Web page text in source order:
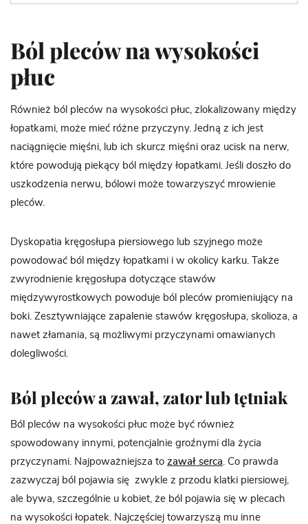
Ból pleców na wysokości
płuc
Również ból pleców na wysokości płuc, zlokalizowany między
łopatkami, może mieć różne przyczyny. Jedną z ich jest
naciągnięcie mięśni, lub ich skurcz mięśni oraz ucisk na nerw,
które powodują piekący ból między łopatkami. Jeśli doszło do
uszkodzenia nerwu, bólowi może towarzyszyć mrowienie
pleców.
Dyskopatia kręgosłupa piersiowego lub szyjnego może
powodować ból między łopatkami i w okolicy karku. Także
zwyrodnienie kręgosłupa dotyczące stawów
międzywyrostkowych powoduje ból pleców promieniujący na
boki. Zesztywniające zapalenie stawów kręgosłupa, skolioza, a
nawet złamania, są możliwymi przyczynami omawianych
dolegliwości.
Ból pleców a zawał, zator lub tętniak
Ból pleców na wysokości płuc może być również
spowodowany innymi, potencjalnie groźnymi dla życia
przyczynami. Najpoważniejsza to zawał serca. Co prawda
zazwyczaj ból pojawia się zwykle z przodu klatki piersiowej,
ale bywa, szczególnie u kobiet, że ból pojawia się w plecach
na wysokości łopatek. Najczęściej towarzyszą mu inne